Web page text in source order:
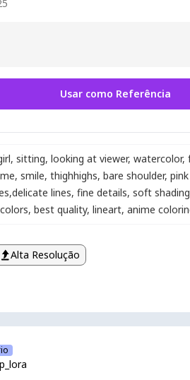
Usar como Referência
, sitting, looking at viewer, watercolor,
, smile, thighhighs, bare shoulder,
,delicate lines, fine details, soft shading
, best quality, lineart, anime
Alta Resolução